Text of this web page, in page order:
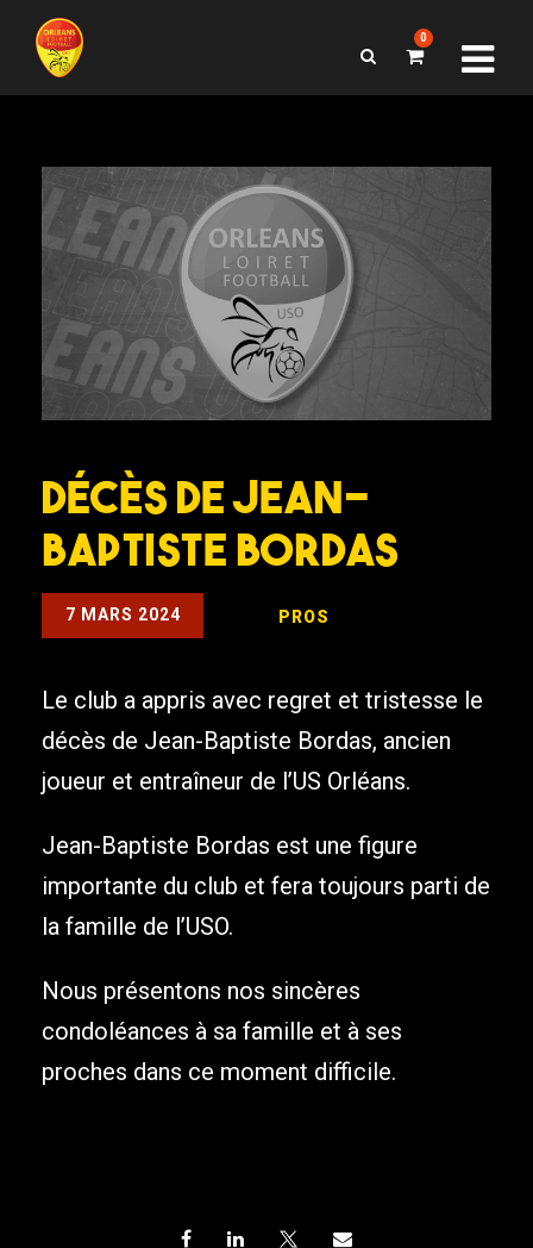
0
Décès de Jean-
Baptiste Bordas
7 MARS 2024 PROS
Le club a appris avec regret et tristesse le
décès de Jean-Baptiste Bordas, ancien
joueur et entraîneur de l’US Orléans.
Jean-Baptiste Bordas est une figure
importante du club et fera toujours parti de
la famille de l’USO.
Nous présentons nos sincères
condoléances à sa famille et à ses
proches dans ce moment difficile.